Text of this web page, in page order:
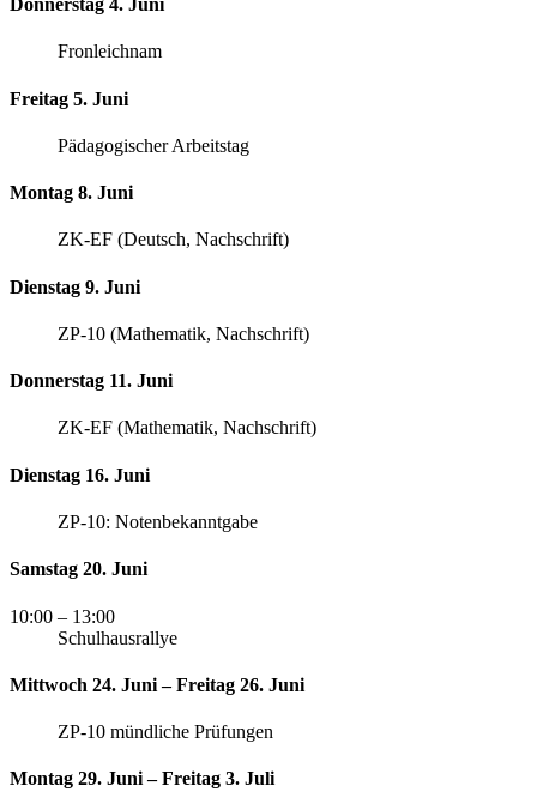
Donnerstag 4. Juni
Fronleichnam
Freitag 5. Juni
Pädagogischer Arbeitstag
Montag 8. Juni
ZK-EF (Deutsch, Nachschrift)
Dienstag 9. Juni
ZP-10 (Mathematik, Nachschrift)
Donnerstag 11. Juni
ZK-EF (Mathematik, Nachschrift)
Dienstag 16. Juni
ZP-10: Notenbekanntgabe
Samstag 20. Juni
10:00 – 13:00
Schulhausrallye
Mittwoch 24. Juni – Freitag 26. Juni
ZP-10 mündliche Prüfungen
Montag 29. Juni – Freitag 3. Juli